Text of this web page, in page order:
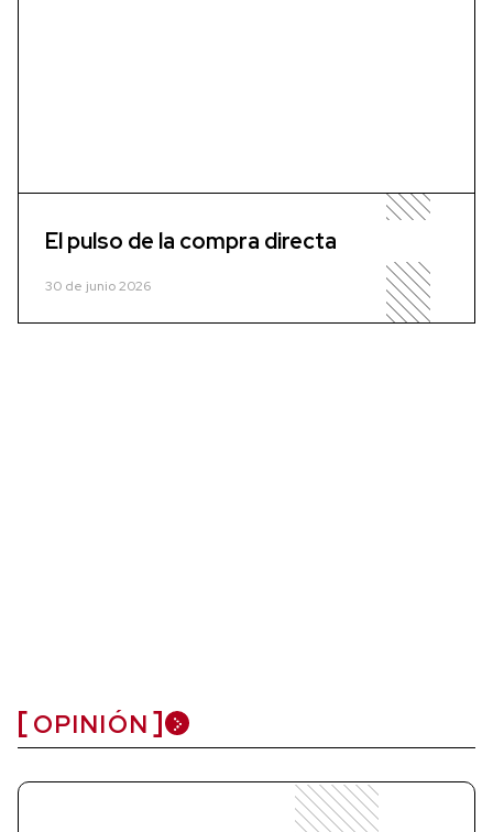
El pulso de la compra directa
30 de junio 2026
OPINIÓN